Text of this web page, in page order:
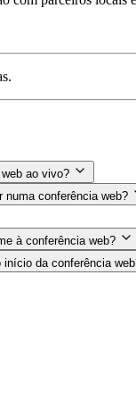
ao vivo?
numa conferência web?
à conferência web?
da conferência